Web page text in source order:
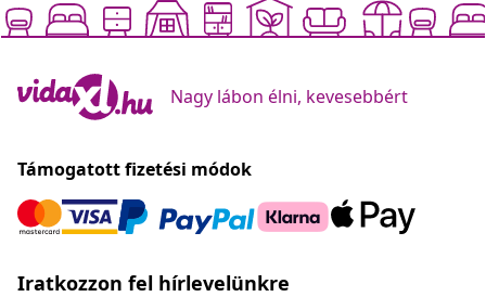
Nagy lábon élni, kevesebbért
Támogatott fizetési módok
Iratkozzon fel hírlevelünkre